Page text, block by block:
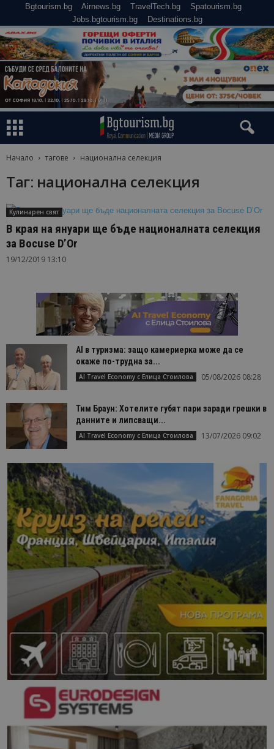
Bgtourism.bg Airnews.bg TravelTech.bg
Spatourism.bg
Jobs.bgtourism.bg
Destinations.bg
Начало тагове национална селекция
Таг: национална селекция
Кулинарен свят
В края на януари ще бъде националната селекция
за Bocuse D’Or
19/12/2019 13:10
AI в туризма: защо камериерка може да се
окаже по-трудна за...
AI Travel Economy с Елица Стоилова 05/08/2026 08:28
Тим Браун: Хотелите губят пари заради грешки в
данните и липсващи...
AI Travel Economy с Елица Стоилова 13/07/2026 09:02